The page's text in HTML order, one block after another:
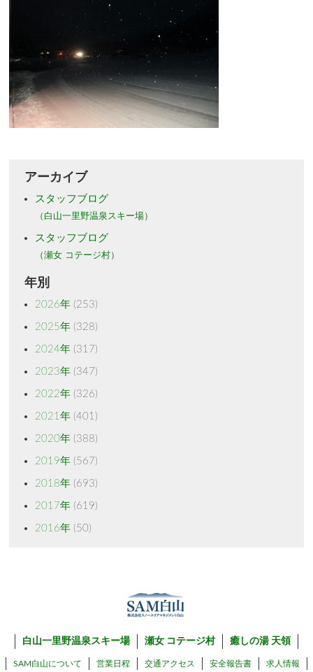
アーカイブ
スタッフブログ
（白山一里野温泉スキー場）
スタッフブログ
（瀬女 コテージ村）
年別
2026年(253)
2025年(328)
2024年(317)
2023年(347)
2022年(326)
2021年(401)
2020年(388)
2019年(567)
2018年(693)
2017年(619)
2016年(50)
白山一里野温泉スキー場 瀬女 コテージ村 癒しの湯 天領
SAM白山について 営業日程 交通アクセス 安全報告書 求人情報